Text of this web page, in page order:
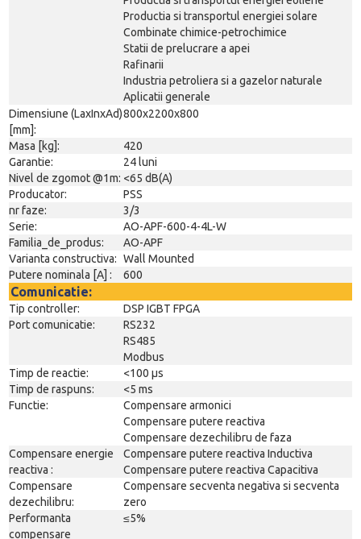
Productia si transportul energiei solare
Combinate chimice-petrochimice
Statii de prelucrare a apei
Rafinarii
Industria petroliera si a gazelor naturale
Aplicatii generale
Dimensiune (LaxInxAd)
[mm]:
800x2200x800
Masa [kg]:
420
Garantie:
24 luni
Nivel de zgomot @1m: <65 dB(A)
Producator:
PSS
nr faze:
3/3
Serie:
AO-APF-600-4-4L-W
Familia_de_produs:
AO-APF
Varianta constructiva: Wall Mounted
Putere nominala [A] :
600
Comunicatie:
Tip controller:
DSP IGBT FPGA
Port comunicatie:
RS232
RS485
Modbus
Timp de reactie:
<100 µs
Timp de raspuns:
<5 ms
Functie:
Compensare armonici
Compensare putere reactiva
Compensare dezechilibru de faza
Compensare energie
reactiva :
Compensare putere reactiva Inductiva
Compensare putere reactiva Capacitiva
Compensare
dezechilibru:
Compensare secventa negativa si secventa
zero
Performanta
compensare
≤5%